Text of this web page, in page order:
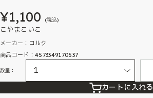
¥1,100 (税込)
こやまこいこ
メーカー：コルク
商品コード：4573349170537
数量：
カートに入れる